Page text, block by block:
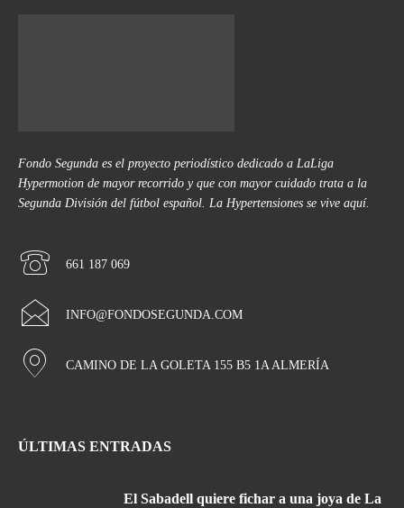
Fondo Segunda es el proyecto periodístico dedicado a LaLiga
Hypermotion de mayor recorrido y que con mayor cuidado trata a la
Segunda División del fútbol español. La Hypertensiones se vive aquí.
661 187 069
INFO@FONDOSEGUNDA.COM
CAMINO DE LA GOLETA 155 B5 1A ALMERÍA
ÚLTIMAS ENTRADAS
El Sabadell quiere fichar a una joya de La